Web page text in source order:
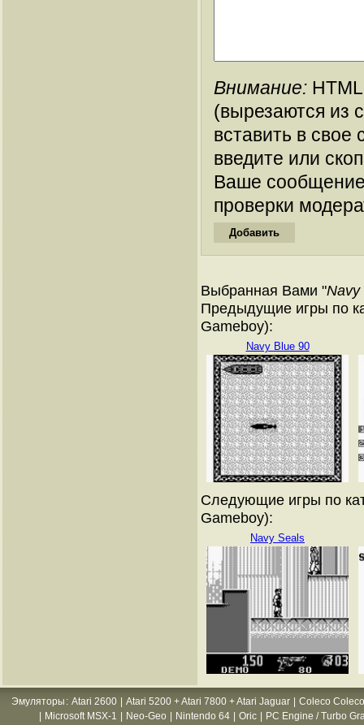
Внимание:
(вырезаются из
вставить в
введите или
Ваше
проверки
Выбранная Вами "Navy
Предыдущие игры по
Gameboy):
Navy Blue 90
Следующие игры по
Gameboy):
Navy Seals
Эмуляторы : Atari 2600 Atari 5200 + Atari 7800 + Atari Jaguar
Coleco
Microsoft MSX-1 Neo-Geo Nintendo 64 Oric PC Engine / Turbo